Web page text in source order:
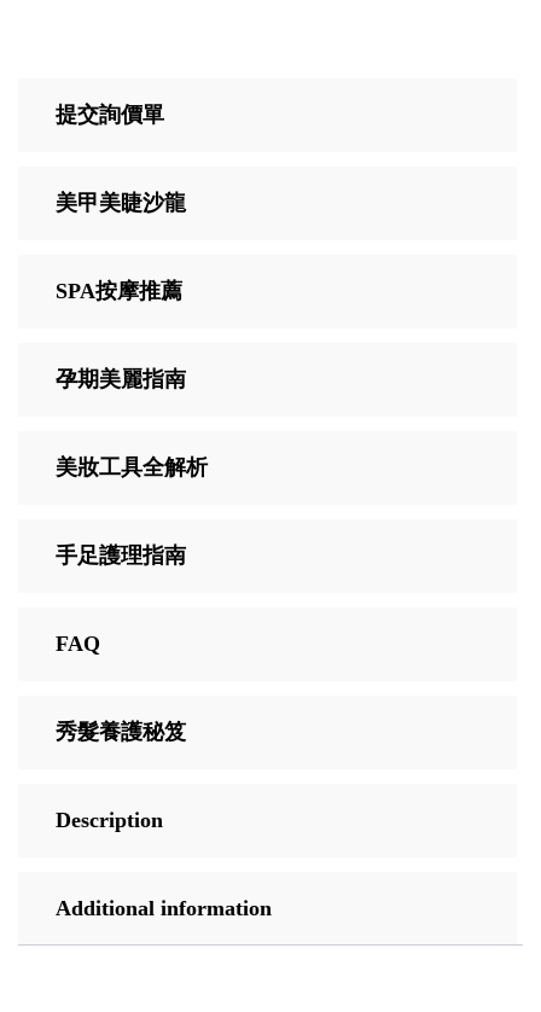
提交詢價單
美甲美睫沙龍
SPA按摩推薦
孕期美麗指南
美妝工具全解析
手足護理指南
FAQ
秀髮養護秘笈
Description
Additional information